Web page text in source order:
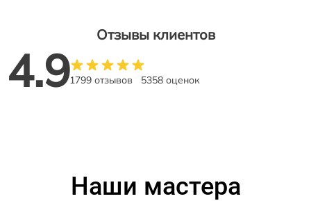
Отзывы клиентов
4.91799 отзывов 5358 оценок
Наши мастера